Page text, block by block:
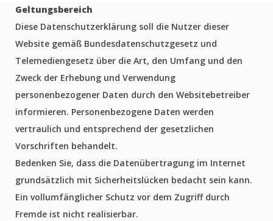
Geltungsbereich
Diese Datenschutzerklärung soll die Nutzer dieser
Website gemäß Bundesdatenschutzgesetz und
Telemediengesetz über die Art, den Umfang und den
Zweck der Erhebung und Verwendung
personenbezogener Daten durch den Websitebetreiber
informieren. Personenbezogene Daten werden
vertraulich und entsprechend der gesetzlichen
Vorschriften behandelt.
Bedenken Sie, dass die Datenübertragung im Internet
grundsätzlich mit Sicherheitslücken bedacht sein kann.
Ein vollumfänglicher Schutz vor dem Zugriff durch
Fremde ist nicht realisierbar.